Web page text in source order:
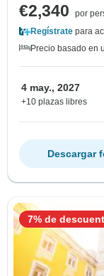
€2,340
por
Regístrate para
Precio basado en
4 may., 2027
+10 plazas libres
Descargar
7% de